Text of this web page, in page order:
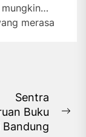
merasa
Sentra
Buku
Bandung